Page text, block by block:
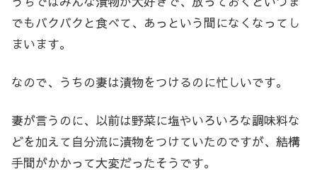
でもバクバクと食べて、あっという間になくなってし
まいます。
なので、うちの妻は漬物をつけるのに忙しいです。
妻が言うのに、以前は野菜に塩やいろいろな調味料な
どを加えて自分流に漬物をつけていたのですが、結構
手間がかかって大変だったそうです。